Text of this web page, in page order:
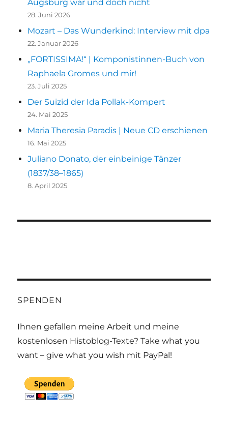
Augsburg war und doch nicht
28. Juni 2026
Mozart – Das Wunderkind: Interview mit dpa
22. Januar 2026
„FORTISSIMA!“ | Komponistinnen-Buch von
Raphaela Gromes und mir!
23. Juli 2025
Der Suizid der Ida Pollak-Kompert
24. Mai 2025
Maria Theresia Paradis | Neue CD erschienen
16. Mai 2025
Juliano Donato, der einbeinige Tänzer
(1837/38–1865)
8. April 2025
SPENDEN
Ihnen gefallen meine Arbeit und meine
kostenlosen Histoblog-Texte? Take what you
want – give what you wish mit PayPal!